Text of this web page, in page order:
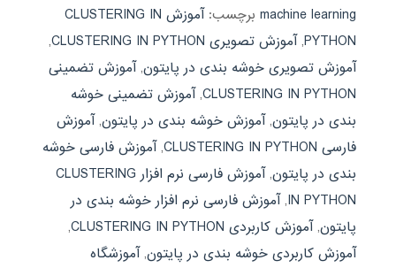
machine learning برچسب:
آموزش CLUSTERING IN
PYTHON
,آموزش تصویری CLUSTERING IN PYTHON
,
آموزش تصویری خوشه بندی در پایتون,آموزش تضمینی
CLUSTERING IN PYTHON
,آموزش تضمینی خوشه
بندی در پایتون,آموزش خوشه بندی در پایتون,آموزش
فارسی CLUSTERING IN PYTHON
,آموزش فارسی خوشه
بندی در پایتون,
آموزش فارسی نرم افزار CLUSTERING
IN PYTHON
,آموزش فارسی نرم افزار خوشه بندی در
پایتون,آموزش کاربردی CLUSTERING IN PYTHON
,
آموزش کاربردی خوشه بندی در پایتون,آموزشگاه